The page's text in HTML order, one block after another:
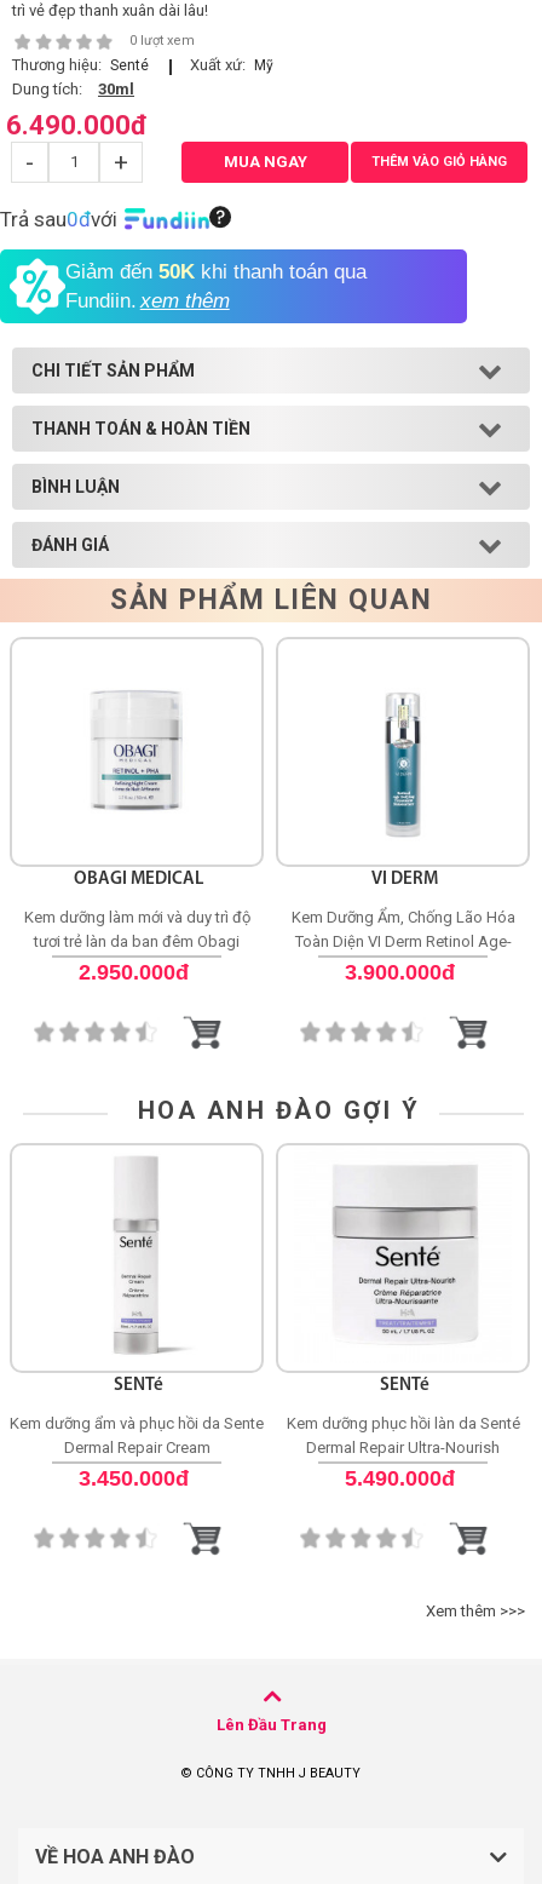
Shop All Brand A-
Z
trì vẻ đẹp thanh xuân dài lâu!
0 lượt xem
Thương hiệu: Senté Xuất xứ: Mỹ
Dung tích: 30ml
6.490.000đ
- + MUA NGAY THÊM VÀO GIỎ HÀNG
Trả sau0đvới
Giảm đến 50K khi thanh toán qua
Fundiin. xem thêm
CHI TIẾT SẢN PHẨM
THANH TOÁN & HOÀN TIỀN
BÌNH LUẬN
ĐÁNH GIÁ
SẢN PHẨM LIÊN QUAN
OBAGI MEDICAL
Kem dưỡng làm mới và duy trì độ
tươi trẻ làn da ban đêm Obagi
Medical Retinol + PHA
2.950.000đ
VI DERM
Kem Dưỡng Ẩm, Chống Lão Hóa
Toàn Diện VI Derm Retinol Age-
Defying Treatment Moisturizer
3.900.000đ
HOA ANH ĐÀO GỢI Ý
SENTé
Kem dưỡng ẩm và phục hồi da Sente
Dermal Repair Cream
3.450.000đ
SENTé
Kem dưỡng phục hồi làn da Senté
Dermal Repair Ultra-Nourish
5.490.000đ
Xem thêm >>>
Lên Đầu Trang
© CÔNG TY TNHH J BEAUTY
VỀ HOA ANH ĐÀO